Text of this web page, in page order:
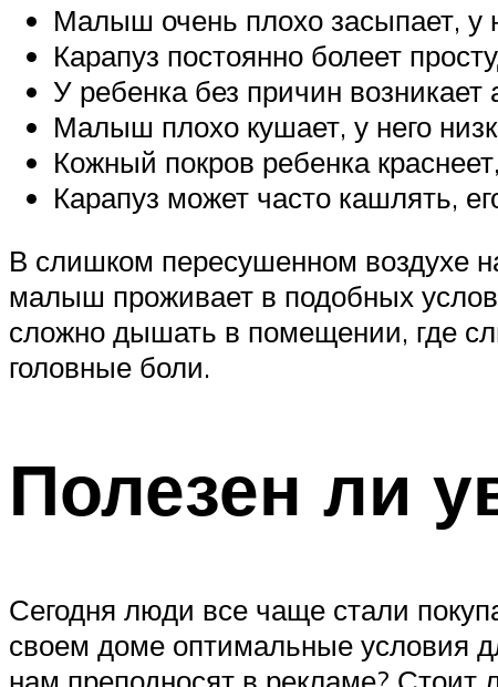
Малыш очень плохо засыпает, у
Карапуз постоянно болеет
У ребенка без причин возникает
Малыш плохо кушает, у него
Кожный покров ребенка
Карапуз может часто кашлять,
В слишком пересушенном воздухе
малыш проживает в подобных
сложно дышать в помещении, где
головные боли.
Полезен ли
Сегодня люди все чаще стали
своем доме оптимальные условия